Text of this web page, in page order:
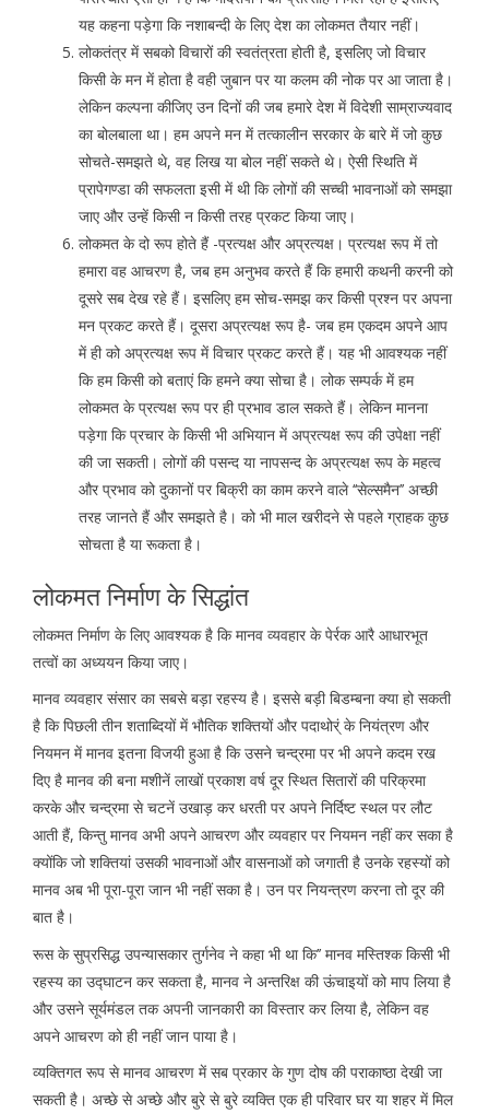
यह कहना पड़ेगा कि नशाबन्दी के लिए देश का लोकमत तैयार नहीं।
लोकतंत्र में सबको विचारों की स्वतंत्रता होती है, इसलिए जो विचार
किसी के मन में होता है वही जुबान पर या कलम की नोक पर आ जाता है।
लेकिन कल्पना कीजिए उन दिनों की जब हमारे देश में विदेशी साम्राज्यवाद
का बोलबाला था। हम अपने मन में तत्कालीन सरकार के बारे में जो कुछ
सोचते-समझते थे, वह लिख या बोल नहीं सकते थे। ऐसी स्थिति में
प्रापेगण्डा की सफलता इसी में थी कि लोगों की सच्ची भावनाओं को समझा
जाए और उन्हें किसी न किसी तरह प्रकट किया जाए।
लोकमत के दो रूप होते हैं -प्रत्यक्ष और अप्रत्यक्ष। प्रत्यक्ष रूप में तो
हमारा वह आचरण है, जब हम अनुभव करते हैं कि हमारी कथनी करनी को
दूसरे सब देख रहे हैं। इसलिए हम सोच-समझ कर किसी प्रश्न पर अपना
मन प्रकट करते हैं। दूसरा अप्रत्यक्ष रूप है- जब हम एकदम अपने आप
में ही को अप्रत्यक्ष रूप में विचार प्रकट करते हैं। यह भी आवश्यक नहीं
कि हम किसी को बताएं कि हमने क्या सोचा है। लोक सम्पर्क में हम
लोकमत के प्रत्यक्ष रूप पर ही प्रभाव डाल सकते हैं। लेकिन मानना
पड़ेगा कि प्रचार के किसी भी अभियान में अप्रत्यक्ष रूप की उपेक्षा नहीं
की जा सकती। लोगों की पसन्द या नापसन्द के अप्रत्यक्ष रूप के महत्व
और प्रभाव को दुकानों पर बिक्री का काम करने वाले ‘‘सेल्समैन’’ अच्छी
तरह जानते हैं और समझते है। को भी माल खरीदने से पहले ग्राहक कुछ
सोचता है या रूकता है।
लोकमत निर्माण के सिद्धांत
लोकमत निर्माण के लिए आवश्यक है कि मानव व्यवहार के पेर्रक आरै आधारभूत
तत्वों का अध्ययन किया जाए।
मानव व्यवहार संसार का सबसे बड़ा रहस्य है। इससे बड़ी बिडम्बना क्या हो सकती
है कि पिछली तीन शताब्दियों में भौतिक शक्तियों और पदाथोर्ं के नियंत्रण और
नियमन में मानव इतना विजयी हुआ है कि उसने चन्द्रमा पर भी अपने कदम रख
दिए है मानव की बना मशीनें लाखों प्रकाश वर्ष दूर स्थित सितारों की परिक्रमा
करके और चन्द्रमा से चटनें उखाड़ कर धरती पर अपने निर्दिष्ट स्थल पर लौट
आती हैं, किन्तु मानव अभी अपने आचरण और व्यवहार पर नियमन नहीं कर सका है
क्योंकि जो शक्तियां उसकी भावनाओं और वासनाओं को जगाती है उनके रहस्यों को
मानव अब भी पूरा-पूरा जान भी नहीं सका है। उन पर नियन्त्रण करना तो दूर की
बात है।
रूस के सुप्रसिद्ध उपन्यासकार तुर्गनेव ने कहा भी था कि’’ मानव मस्तिश्क किसी भी
रहस्य का उद्घाटन कर सकता है, मानव ने अन्तरिक्ष की ऊंचाइयों को माप लिया है
और उसने सूर्यमंडल तक अपनी जानकारी का विस्तार कर लिया है, लेकिन वह
अपने आचरण को ही नहीं जान पाया है।
व्यक्तिगत रूप से मानव आचरण में सब प्रकार के गुण दोष की पराकाष्ठा देखी जा
सकती है। अच्छे से अच्छे और बुरे से बुरे व्यक्ति एक ही परिवार घर या शहर में मिल